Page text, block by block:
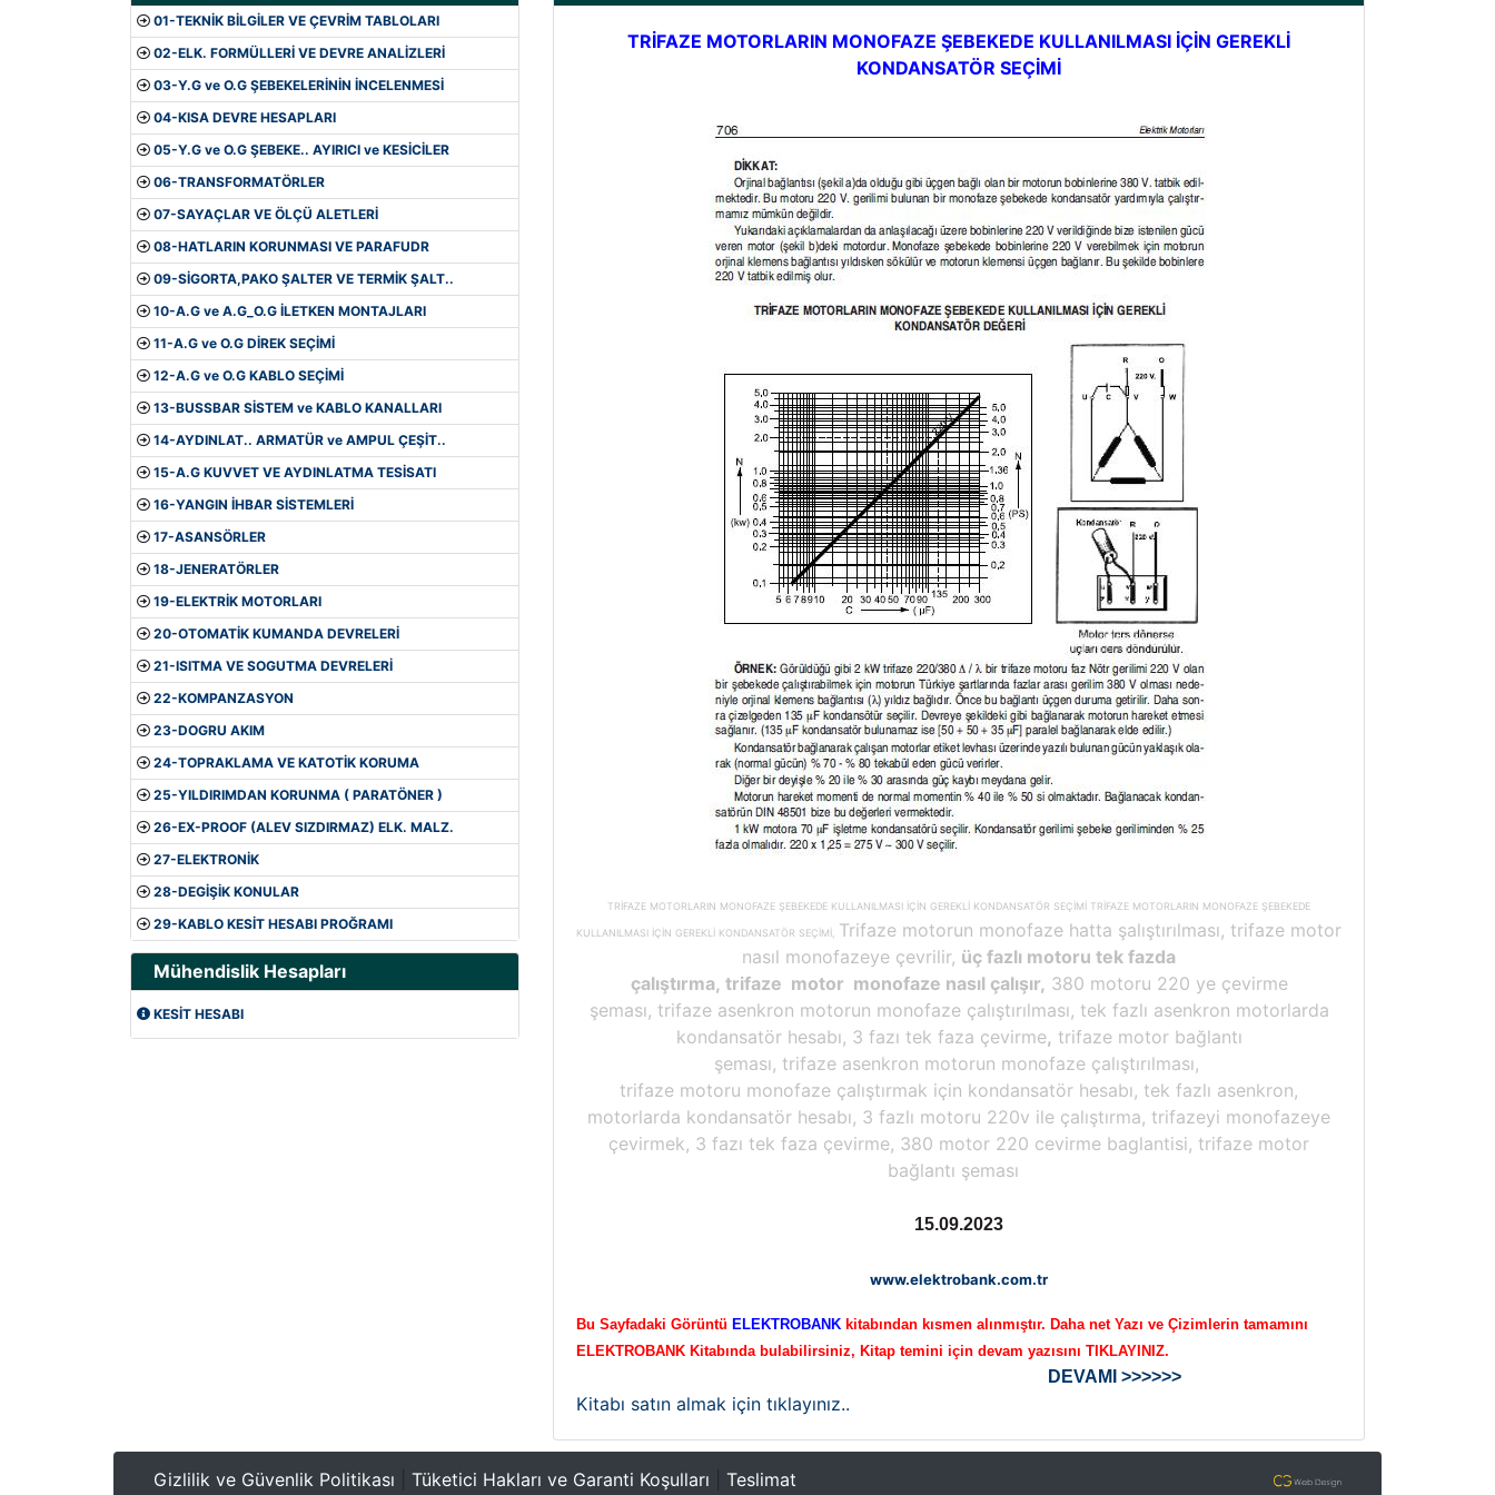
01-TEKNİK BİLGİLER VE ÇEVRİM TABLOLARI
02-ELK. FORMÜLLERİ VE DEVRE ANALİZLERİ
03-Y.G ve O.G ŞEBEKELERİNİN İNCELENMESİ
04-KISA DEVRE HESAPLARI
05-Y.G ve O.G ŞEBEKE.. AYIRICI ve KESİCİLER
06-TRANSFORMATÖRLER
07-SAYAÇLAR VE ÖLÇÜ ALETLERİ
08-HATLARIN KORUNMASI VE PARAFUDR
09-SİGORTA,PAKO ŞALTER VE TERMİK ŞALT..
10-A.G ve A.G_O.G İLETKEN MONTAJLARI
11-A.G ve O.G DİREK SEÇİMİ
12-A.G ve O.G KABLO SEÇİMİ
13-BUSSBAR SİSTEM ve KABLO KANALLARI
14-AYDINLAT.. ARMATÜR ve AMPUL ÇEŞİT..
15-A.G KUVVET VE AYDINLATMA TESİSATI
16-YANGIN İHBAR SİSTEMLERİ
17-ASANSÖRLER
18-JENERATÖRLER
19-ELEKTRİK MOTORLARI
20-OTOMATİK KUMANDA DEVRELERİ
21-ISITMA VE SOGUTMA DEVRELERİ
22-KOMPANZASYON
23-DOGRU AKIM
24-TOPRAKLAMA VE KATOTİK KORUMA
25-YILDIRIMDAN KORUNMA ( PARATÖNER )
26-EX-PROOF (ALEV SIZDIRMAZ) ELK. MALZ.
27-ELEKTRONİK
28-DEGİŞİK KONULAR
29-KABLO KESİT HESABI PROĞRAMI
Mühendislik Hesapları
KESİT HESABI
TRİFAZE MOTORLARIN MONOFAZE ŞEBEKEDE KULLANILMASI İÇİN GEREKLİ
KONDANSATÖR SEÇİMİ
TRİFAZE MOTORLARIN MONOFAZE ŞEBEKEDE KULLANILMASI İÇİN GEREKLİ KONDANSATÖR SEÇİMİ TRİFAZE MOTORLARIN MONOFAZE ŞEBEKEDE
KULLANILMASI İÇİN GEREKLİ KONDANSATÖR SEÇİMİ, Trifaze motorun monofaze hatta şalıştırılması, trifaze motor
nasıl monofazeye çevrilir, üç fazlı motoru tek fazda
çalıştırma, trifaze motor monofaze nasıl çalışır, 380 motoru 220 ye çevirme
şeması, trifaze asenkron motorun monofaze çalıştırılması, tek fazlı asenkron motorlarda
kondansatör hesabı, 3 fazı tek faza çevirme, trifaze motor bağlantı
şeması, trifaze asenkron motorun monofaze çalıştırılması,
trifaze motoru monofaze çalıştırmak için kondansatör hesabı, tek fazlı asenkron,
motorlarda kondansatör hesabı, 3 fazlı motoru 220v ile çalıştırma, trifazeyi monofazeye
çevirmek, 3 fazı tek faza çevirme, 380 motor 220 cevirme baglantisi, trifaze motor
bağlantı şeması
15.09.2023
www.elektrobank.com.tr
Bu Sayfadaki Görüntü ELEKTROBANK kitabından kısmen alınmıştır. Daha net Yazı ve Çizimlerin tamamını
ELEKTROBANK Kitabında bulabilirsiniz, Kitap temini için devam yazısını TIKLAYINIZ.
DEVAMI >>>>>>
Kitabı satın almak için tıklayınız..
Gizlilik ve Güvenlik Politikası Tüketici Hakları ve Garanti Koşulları Teslimat